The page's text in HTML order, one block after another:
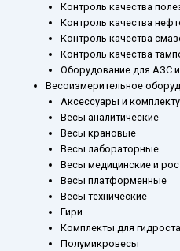
Контроль качества
Контроль качества
Контроль качества
Контроль качества
Оборудование для АЗС
Весоизмерительное
Аксессуары и
Весы аналитические
Весы крановые
Весы лабораторные
Весы медицинские и
Весы платформенные
Весы технические
Гири
Комплекты для
Полумикровесы